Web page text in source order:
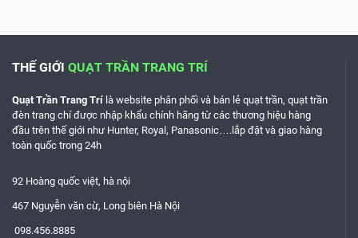
THẾ GIỚI QUẠT TRẦN TRANG TRÍ
Quạt Trần Trang Trí là website phân phối và bán lẻ quạt trần, quạt trần
đèn trang chí được nhập khẩu chính hãng từ các thương hiệu hàng
đầu trên thế giới như Hunter, Royal, Panasonic ….lắp đật và giao hàng
toàn quốc trong 24h
92 Hoàng quốc việt, hà nội
467 Nguyễn văn cừ, Long biên Hà Nội
098.456.8885